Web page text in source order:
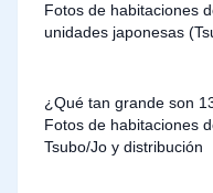
Fotos de habitaciones
unidades japonesas
¿Qué tan grande son
Fotos de habitaciones
Tsubo/Jo y distribución